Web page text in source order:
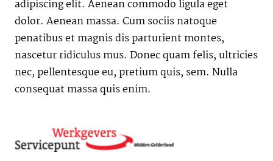
adipiscing elit. Aenean commodo ligula eget
dolor. Aenean massa. Cum sociis natoque
penatibus et magnis dis parturient montes,
nascetur ridiculus mus. Donec quam felis, ultricies
nec, pellentesque eu, pretium quis, sem. Nulla
consequat massa quis enim.